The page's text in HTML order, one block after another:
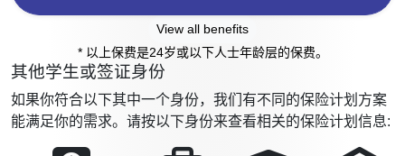
View all benefits
* 以上保费是24岁或以下人士年龄层的保费。
其他学生或签证身份
如果你符合以下其中一个身份，我们有不同的保险计划方案
能满足你的需求。请按以下身份来查看相关的保险计划信息: